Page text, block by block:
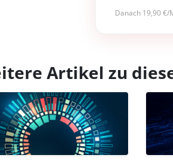
Danach 19,90 €/
Artikel zu